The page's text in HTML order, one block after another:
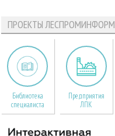
ПРОЕКТЫ ЛЕСПРОМИНФОРМ
Библиотека
специалиста
Предприятия
ЛПК